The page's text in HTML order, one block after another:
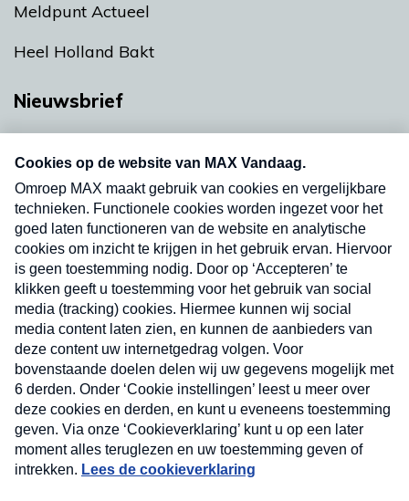
Meldpunt Actueel
Heel Holland Bakt
Nieuwsbrief
nieuwsbrief. Elke vrijdag- en dinsdagochtend in
uw mailbox.
Verzend
Nieuwsbrief
Neem hier een gratis abonnement op onze
nieuwsbrief. Elke vrijdag- en dinsdagochtend in uw